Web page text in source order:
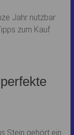
Jahr nutzbar
zum Kauf
Stein gehört ein